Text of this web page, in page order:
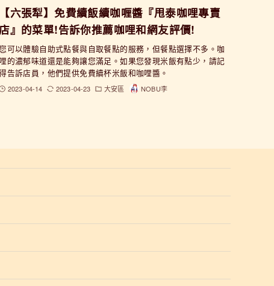
【六張犁】免費續飯續咖喱醬『甩泰咖哩專賣
店』的菜單!告訴你推薦咖哩和網友評價!
可以體驗自助式點餐與自取餐點的服務，但餐點選擇不多。咖
哩的濃郁味道還是能夠讓您滿足。如果您發現米飯有點少，請記
告訴店員，他們提供免費續杯米飯和咖哩醬。
2023-04-14 2023-04-23 大安區 NOBU李